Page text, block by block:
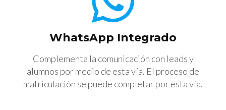
WhatsApp Integrado
Complementa la comunicación con leads y
alumnos por medio de esta vía. El proceso de
matriculación se puede completar por esta vía.